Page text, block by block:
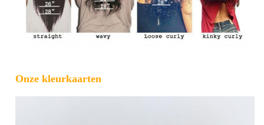
Onze kleurkaarten